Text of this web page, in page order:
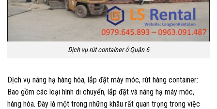
Dịch vụ rút container ở Quận 6
Dịch vụ nâng hạ hàng hóa, lắp đặt máy móc, rút hàng container:
Bao gồm các loại hình di chuyển, lắp đặt và nâng hạ máy móc,
hàng hóa. Đây là một trong những khâu rất quan trọng trong việc